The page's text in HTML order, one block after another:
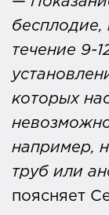
течение 9-
которых
например,
труб или
поясняет